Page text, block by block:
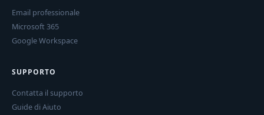
Email professionale
Microsoft 365
Google Workspace
SUPPORTO
Contatta il supporto
Guide di Aiuto